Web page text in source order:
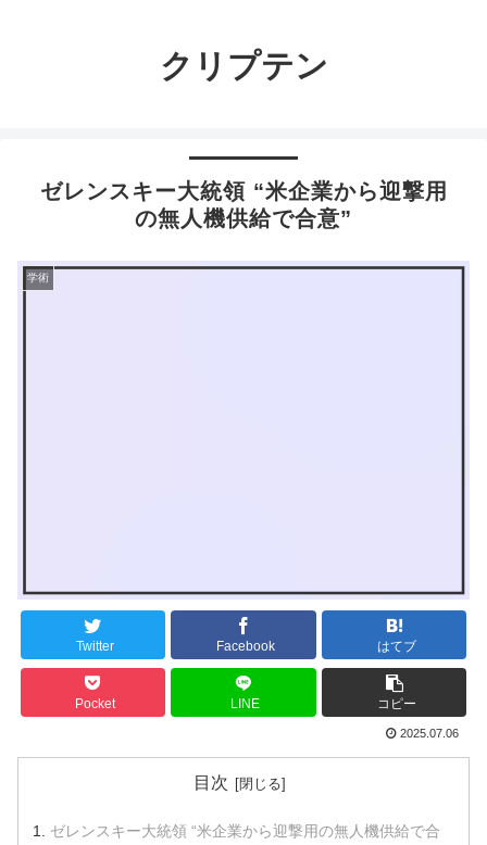
クリプテン
ゼレンスキー大統領 “米企業から迎撃用
の無人機供給で合意”
学術
Twitter Facebook はてブ
Pocket LINE コピー
2025.07.06
目次
ゼレンスキー大統領 “米企業から迎撃用の無人機供給で合